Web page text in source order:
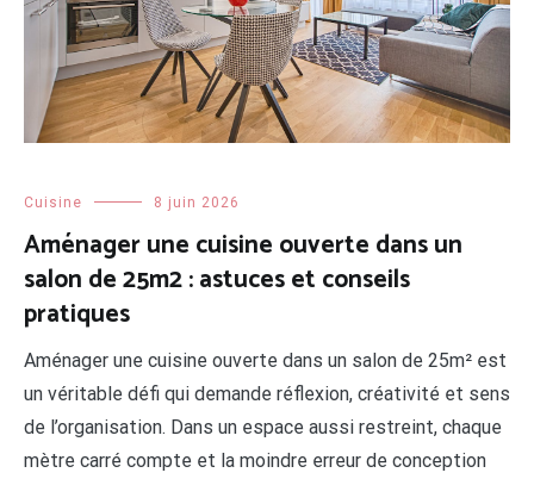
Cuisine 8 juin 2026
Aménager une cuisine ouverte dans un
salon de 25m2 : astuces et conseils
pratiques
Aménager une cuisine ouverte dans un salon de 25m² est
un véritable défi qui demande réflexion, créativité et sens
de l’organisation. Dans un espace aussi restreint, chaque
mètre carré compte et la moindre erreur de conception